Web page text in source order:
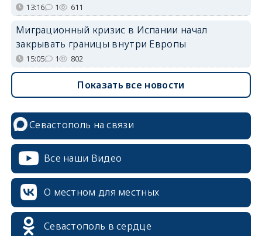
13:16 1 611
Миграционный кризис в Испании начал
закрывать границы внутри Европы
15:05 1 802
Показать все новости
Севастополь на связи
Все наши Видео
О местном для местных
Севастополь в сердце